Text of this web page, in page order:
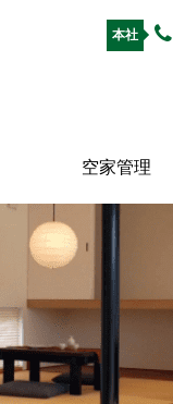
本社
空家管理